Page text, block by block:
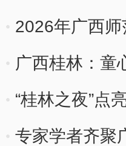
2026年广西
广西桂林：童
“桂林之夜”点
专家学者齐聚